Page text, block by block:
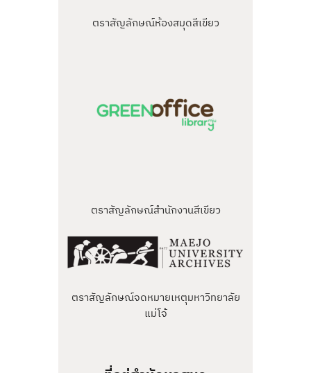
ตราสัญลักษณ์ห้องสมุดสีเขียว
ตราสัญลักษณ์สำนักงานสีเขียว
ตราสัญลักษณ์จดหมายเหตุมหาวิทยาลัย
แม่โจ้